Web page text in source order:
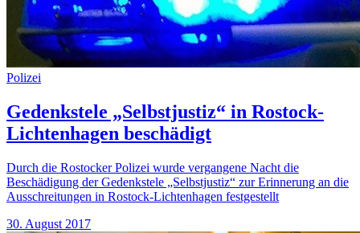
Polizei
Gedenkstele „Selbstjustiz“ in Rostock-
Lichtenhagen beschädigt
Durch die Rostocker Polizei wurde vergangene Nacht die
Beschädigung der Gedenkstele „Selbstjustiz“ zur Erinnerung an die
Ausschreitungen in Rostock-Lichtenhagen festgestellt
30. August 2017